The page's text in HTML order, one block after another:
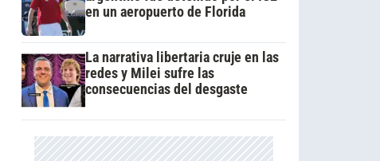
en un aeropuerto de Florida
La narrativa libertaria cruje en las
redes y Milei sufre las
consecuencias del desgaste